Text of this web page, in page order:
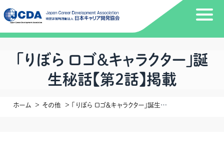
「りぼら ロゴ＆キャラクター」誕
生秘話【第２話】掲載
ホーム その他 「りぼら ロゴ＆キャラクター」誕生秘話【第２話】掲載